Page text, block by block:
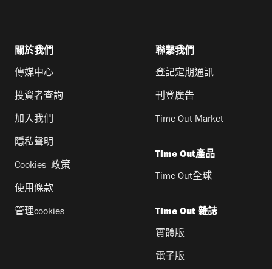
關於我們
傳媒中心
投資者查詢
加入我們
隱私聲明
Cookies 政策
使用條款
管理cookies
聯繫我們
登記定期通訊
刊登廣告
Time Out Market
Time Out產品
Time Out全球
Time Out 雜誌
實體版
電子版